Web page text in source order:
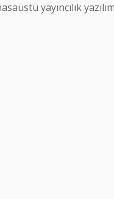
yayıncılık